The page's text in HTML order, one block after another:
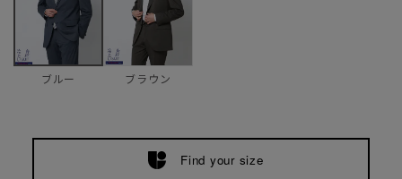
ブルー ブラウン
Find your size